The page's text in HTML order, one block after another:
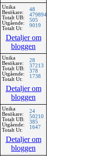
Unika
Besökare:
Totalt UB:
Utgående:
Totalt Ut:
48
479894
505
9019
Detaljer om
bloggen
Unika
Besökare:
Totalt UB:
Utgående:
Totalt Ut:
28
37213
378
1738
Detaljer om
bloggen
Unika
Besökare:
Totalt UB:
Utgående:
Totalt Ut:
24
50210
385
1647
Detaljer om
bloggen